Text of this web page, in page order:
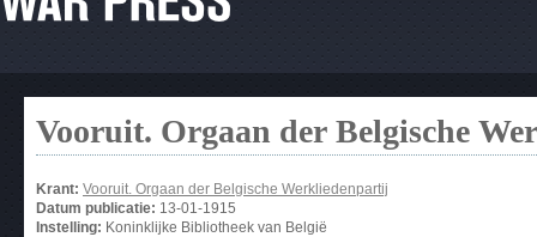
Vooruit. Orgaan der Belgische
Krant: Vooruit. Orgaan der Belgische Werkliedenpartij
Datum publicatie: 13-01-1915
Instelling: Koninklijke Bibliotheek van België